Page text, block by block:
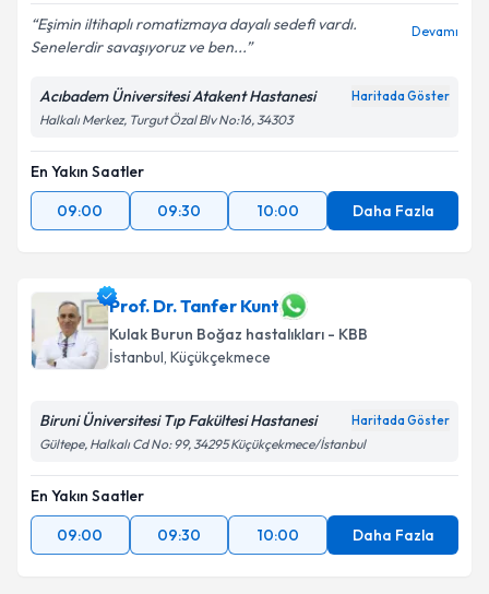
Eşimin iltihaplı romatizmaya dayalı sedefi vardı.
Senelerdir savaşıyoruz ve ben...
Devamı
Acıbadem Üniversitesi Atakent Hastanesi Haritada Göster
Halkalı Merkez, Turgut Özal Blv No:16, 34303
En Yakın Saatler
09:00
09:30 10:00 Daha Fazla
Prof. Dr. Tanfer Kunt
Kulak Burun Boğaz hastalıkları - KBB
İstanbul, Küçükçekmece
Biruni Üniversitesi Tıp Fakültesi Hastanesi Haritada Göster
Gültepe, Halkalı Cd No: 99, 34295 Küçükçekmece/İstanbul
En Yakın Saatler
09:00
09:30 10:00 Daha Fazla